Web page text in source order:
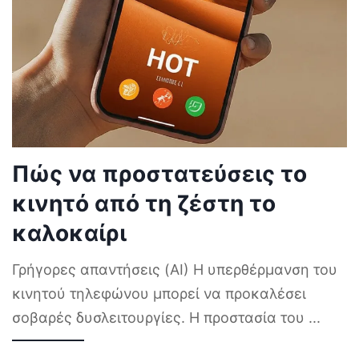
Πώς να προστατεύσεις το
κινητό από τη ζέστη το
καλοκαίρι
Γρήγορες απαντήσεις (AI) Η υπερθέρμανση του
κινητού τηλεφώνου μπορεί να προκαλέσει
σοβαρές δυσλειτουργίες. Η προστασία του ...